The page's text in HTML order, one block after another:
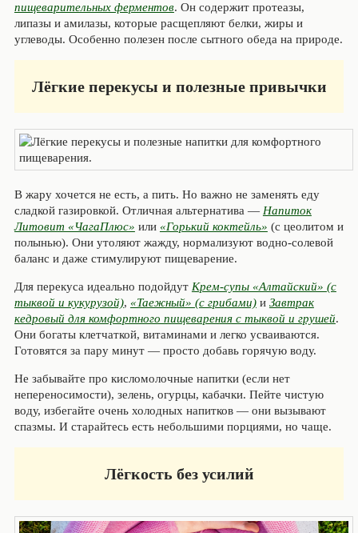
пищеварительных ферментов. Он содержит протеазы,
липазы и амилазы, которые расщепляют белки, жиры и
углеводы. Особенно полезен после сытного обеда на природе.
Лёгкие перекусы и полезные привычки
В жару хочется не есть, а пить. Но важно не заменять еду
сладкой газировкой. Отличная альтернатива — Напиток
Литовит «ЧагаПлюс» или «Горький коктейль» (с цеолитом и
полынью). Они утоляют жажду, нормализуют водно-солевой
баланс и даже стимулируют пищеварение.
Для перекуса идеально подойдут Крем-супы «Алтайский» (с
тыквой и кукурузой), «Таежный» (с грибами)и Завтрак
кедровый для комфортного пищеварения с тыквой и грушей.
Они богаты клетчаткой, витаминами и легко усваиваются.
Готовятся за пару минут — просто добавь горячую воду.
Не забывайте про кисломолочные напитки (если нет
непереносимости), зелень, огурцы, кабачки. Пейте чистую
воду, избегайте очень холодных напитков — они вызывают
спазмы. И старайтесь есть небольшими порциями, но чаще.
Лёгкость без усилий